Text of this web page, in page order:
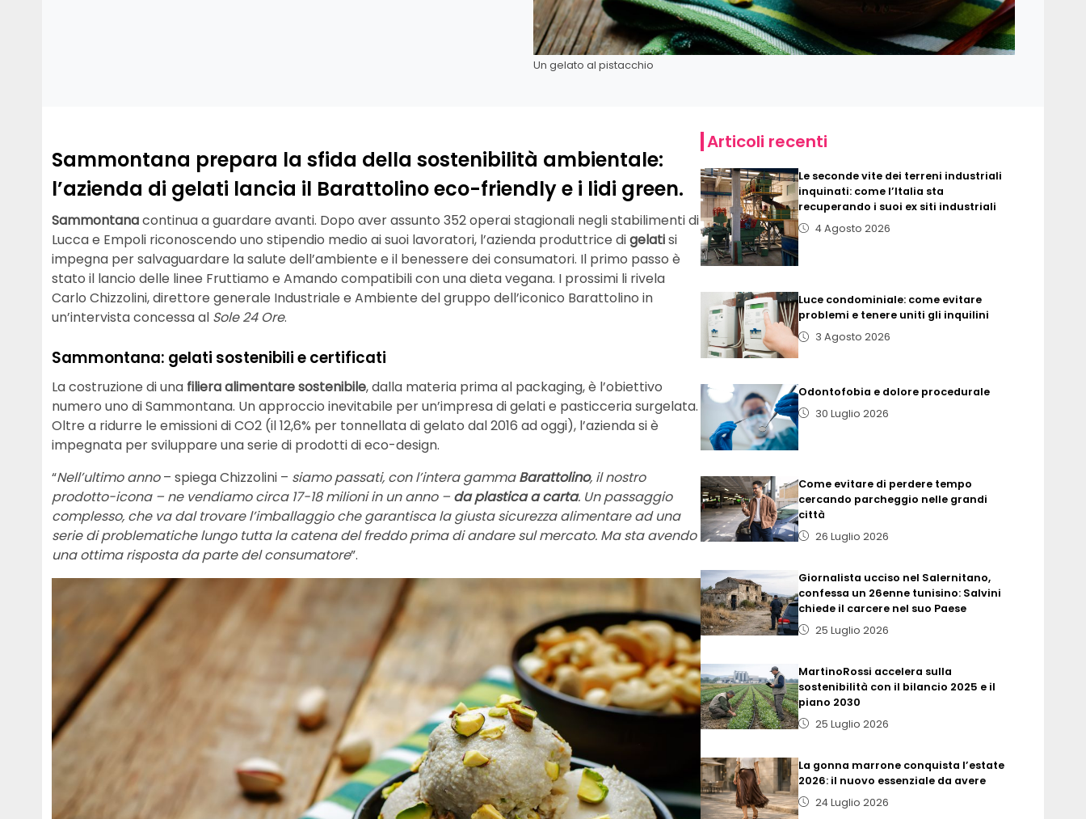
Un gelato al pistacchio
Sammontana prepara la sfida della sostenibilità ambientale:
l’azienda di gelati lancia il Barattolino eco-friendly e i lidi green.
Sammontanacontinua a guardare avanti. Dopo aver assunto 352 operai stagionali negli stabilimenti di
Lucca e Empoli riconoscendo uno stipendio medio ai suoi lavoratori, l’azienda produttrice digelatisi
impegna per salvaguardare la salute dell’ambiente e il benessere dei consumatori. Il primo passo è
stato il lancio delle linee Fruttiamo e Amando compatibili con una dieta vegana. I prossimi li rivela
Carlo Chizzolini, direttore generale Industriale e Ambiente del gruppo dell’iconico Barattolino in
un’intervista concessa al Sole 24 Ore.
Sammontana: gelati sostenibili e certificati
La costruzione di una filiera alimentare sostenibile, dalla materia prima al packaging, è l’obiettivo
numero uno di Sammontana. Un approccio inevitabile per un’impresa di gelati e pasticceria surgelata.
Oltre a ridurre le emissioni di CO2 (il 12,6% per tonnellata di gelato dal 2016 ad oggi), l’azienda si è
impegnata per sviluppare una serie di prodotti di eco-design.
“Nell’ultimo anno– spiega Chizzolini – siamo passati, con l’intera gammaBarattolino, il nostro
prodotto-icona – ne vendiamo circa 17-18 milioni in un anno – da plastica a carta. Un passaggio
complesso, che va dal trovare l’imballaggio che garantisca la giusta sicurezza alimentare ad una
serie di problematiche lungo tutta la catena del freddo prima di andare sul mercato. Ma sta avendo
una ottima risposta da parte del consumatore”.
Articoli recenti
Le seconde vite dei terreni industriali
inquinati: come l’Italia sta
recuperando i suoi ex siti industriali
4 Agosto 2026
Luce condominiale: come evitare
problemi e tenere uniti gli inquilini
3 Agosto 2026
Odontofobia e dolore procedurale
30 Luglio 2026
Come evitare di perdere tempo
cercando parcheggio nelle grandi
città
26 Luglio 2026
Giornalista ucciso nel Salernitano,
confessa un 26enne tunisino: Salvini
chiede il carcere nel suo Paese
25 Luglio 2026
MartinoRossi accelera sulla
sostenibilità con il bilancio 2025 e il
piano 2030
25 Luglio 2026
La gonna marrone conquista l’estate
2026: il nuovo essenziale da avere
24 Luglio 2026